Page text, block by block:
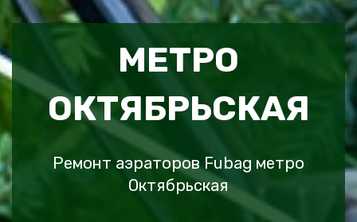
МЕТРО
ОКТЯБРЬСКАЯ
Ремонт аэраторов Fubag метро
Октябрьская